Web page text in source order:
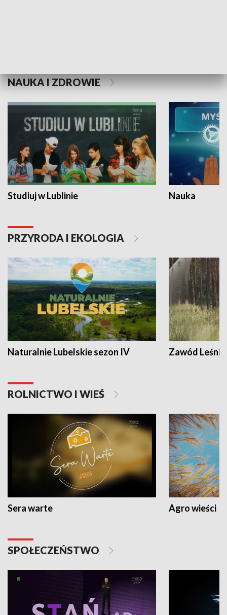
NAUKA I ZDROWIE
Studiuj w Lublinie Nauka
PRZYRODA I EKOLOGIA
Naturalnie Lubelskie sezon IV Zawód Leśnik
ROLNICTWO I WIEŚ
Sera warte Agro wieści
SPOŁECZEŃSTWO